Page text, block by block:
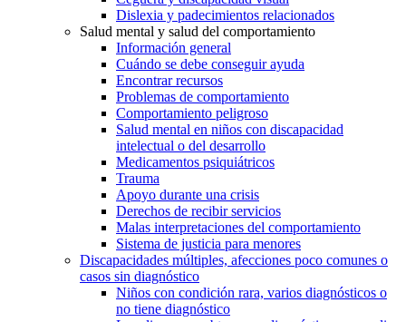
Dislexia y padecimientos relacionados
Salud mental y salud del comportamiento
Información general
Cuándo se debe conseguir ayuda
Encontrar recursos
Problemas de comportamiento
Comportamiento peligroso
Salud mental en niños con discapacidad
intelectual o del desarrollo
Medicamentos psiquiátricos
Trauma
Apoyo durante una crisis
Derechos de recibir servicios
Malas interpretaciones del comportamiento
Sistema de justicia para menores
Discapacidades múltiples, afecciones poco comunes o
casos sin diagnóstico
Niños con condición rara, varios diagnósticos o
no tiene diagnóstico